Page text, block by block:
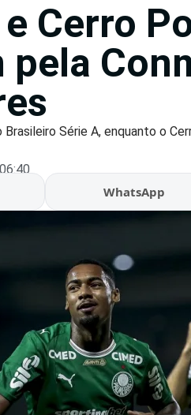
Cerro
Brasileiro Série A, enquanto o
06:40
WhatsApp